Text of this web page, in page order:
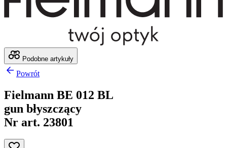
Podobne artykuły
Powrót
Fielmann BE 012 BL
gun błyszczący
Nr art. 23801